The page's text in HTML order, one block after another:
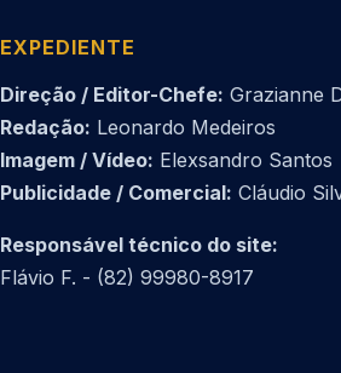
EXPEDIENTE
Direção / Editor-Chefe: Grazianne
Redação: Leonardo Medeiros
Imagem / Vídeo: Elexsandro Santos
Publicidade / Comercial: Cláudio
Responsável técnico do site:
Flávio F. - (82) 99980-8917